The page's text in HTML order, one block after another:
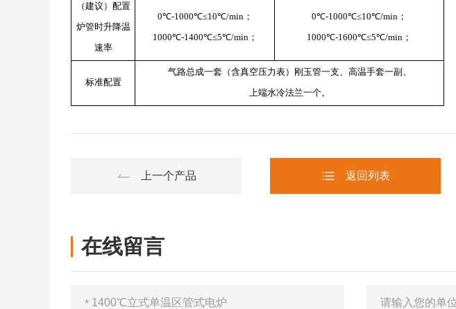
（建议）配置
炉管时升降温
速率
0℃-1000℃≤10℃/min；
1000℃-1400℃≤5℃/min；
0℃-1000℃≤10℃/min；
1000℃-1600℃≤5℃/min；
标准配置
气路总成一套（含真空压力表）刚玉管一支、高温手套一副、
上端水冷法兰一个。
上一个产品 返回列表
在线留言